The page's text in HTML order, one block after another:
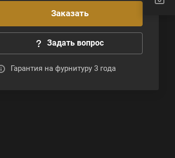
Заказать
Задать вопрос
Гарантия на фурнитуру 3 года